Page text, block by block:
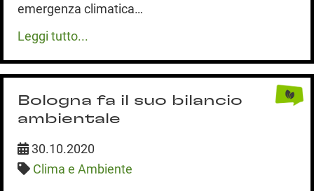
emergenza climatica…
Leggi tutto...
Bologna fa il suo bilancio
ambientale
30.10.2020
Clima e Ambiente